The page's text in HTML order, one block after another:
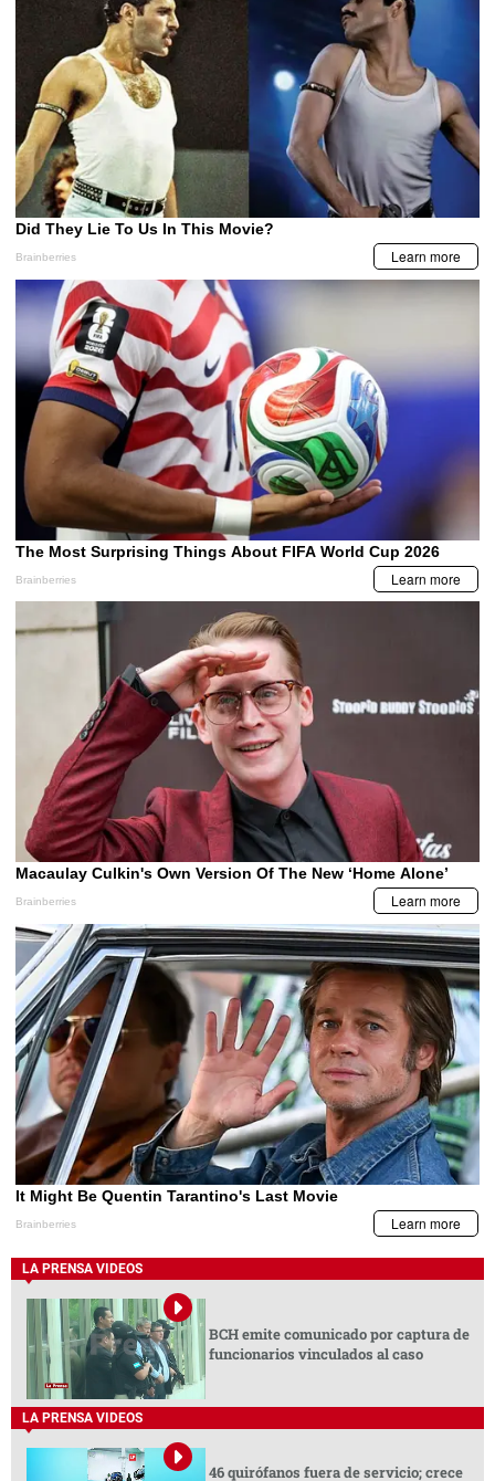
LA PRENSA VIDEOS
BCH emite comunicado por captura de
funcionarios vinculados al caso
LA PRENSA VIDEOS
46 quirófanos fuera de servicio; crece